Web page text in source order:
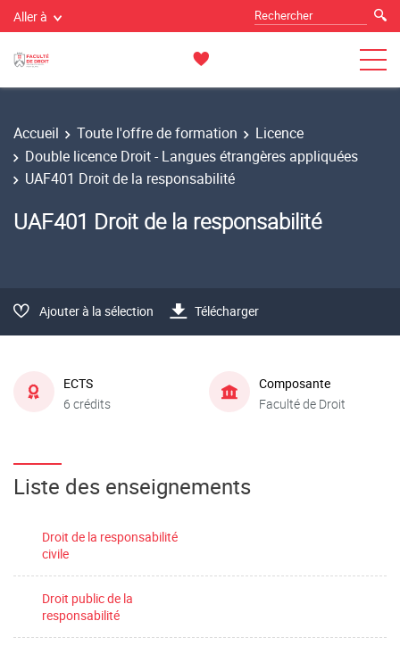
Aller à
Accueil Toute l'offre de formation
Licence
Double licence Droit - Langues étrangères appliquées
UAF401 Droit de la responsabilité
UAF401 Droit de la responsabilité
Ajouter à la sélection Télécharger
ECTS
6 crédits
Composante
Faculté de Droit
Liste des enseignements
Droit de la responsabilité
civile
Droit public de la
responsabilité